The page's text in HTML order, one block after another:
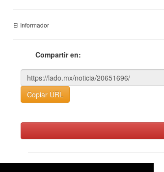
El Informador
Compartir en:
Copiar URL